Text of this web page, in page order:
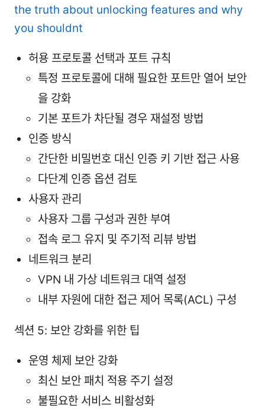
the truth about unlocking features and why
you shouldnt
허용 프로토콜 선택과 포트 규칙
특정 프로토콜에 대해 필요한 포트만 열어 보안
을 강화
기본 포트가 차단될 경우 재설정 방법
인증 방식
간단한 비밀번호 대신 인증 키 기반 접근 사용
다단계 인증 옵션 검토
사용자 관리
사용자 그룹 구성과 권한 부여
접속 로그 유지 및 주기적 리뷰 방법
네트워크 분리
VPN 내 가상 네트워크 대역 설정
내부 자원에 대한 접근 제어 목록(ACL) 구성
섹션 5: 보안 강화를 위한 팁
운영 체제 보안 강화
최신 보안 패치 적용 주기 설정
불필요한 서비스 비활성화